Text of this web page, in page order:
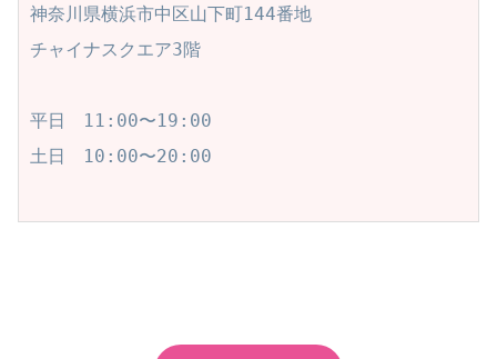
神奈川県横浜市中区山下町144番地
チャイナスクエア3階
平日　11:00〜19:00
土日　10:00〜20:00